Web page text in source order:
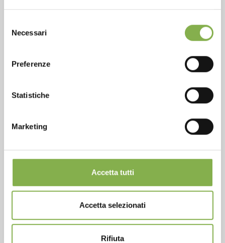
delNecessari
Preferenze
Statistiche
Marketing
Accetta tutti
Accetta selezionati
Rifiuta
Customized projects for plant and flower sales
areas